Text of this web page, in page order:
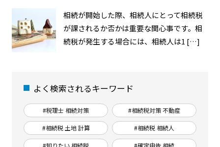
相続が開始した際、相続人にとって相続税
が課されるか否かは重要な関心事です。相
続税が発生する場合には、相続人は1 […]
よく検索されるキーワード
#税理士 相続対策 #相続税対策 不動産
#相続税 土地 計算 #相続税 相続人
#知りたい 相続税 #確定申告 相続